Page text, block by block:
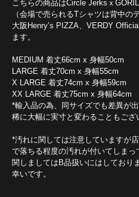
こちらの商品はCircle Jerksｘ
（会場で売られるTシャツは背中の
大阪Henry’s PIZZA、VERDY
ます。
MEDIUM 着丈66cm x 身幅50cm
LARGE 着丈70cm x 身幅55cm
X LARGE 着丈74cm x 身幅59cm
XX LARGE 着丈75cm x 身幅64cm
*輸入品の為、同サイズでも差異が
稀に大幅に実寸と変わることもござ
*汚れに関しては注意していますが
で落ちる程度の汚れが付いてしま
関しましてはB品扱いにはしており
幸いです。